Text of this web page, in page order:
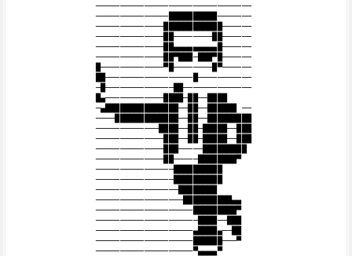
────────────────────────────────
───────────────██████████───────
──────────────████████████──────
──────────────██────────██──────
──────────────██▄▄▄▄▄▄▄▄▄█──────
──────────────██▀███─███▀█──────
█─────────────▀█────────█▀──────
██──────────────────█───────────
─█──────────────██──────────────
█▄────────────████─██──████
─▄███████████████──██──██████ ──
────█████████████──██──█████████
─────────────████──██─█████──███
──────────────███──██─█████──███
──────────────███─────█████████
──────────────██─────████████▀
────────────────██████████
────────────────██████████
─────────────────████████
──────────────────██████████▄▄
────────────────────█████████▀
─────────────────────████──███
────────────────────▄████▄──██
────────────────────██████───▀
────────────────────▀▄▄▄▄▀